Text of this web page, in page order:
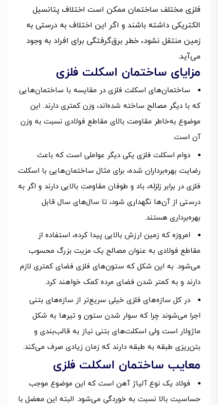
فلزی مختلف ساختمان ممکن است اختلاف پتانسیل
الکتریکی داشته باشند و اگر این اختلاف به درستی به
زمین منتقل نشود، خطر برق‌گرفتگی برای افراد به وجود
می‌آید.
مزایای ساختمان اسکلت فلزی
ساختمان‌های اسکلت فلزی در مقایسه با ساختمان‌هایی
که با دیگر مصالح ساخته شده‌اند، وزن کمتری دارند. این
موضوع به‌خاطر مقاومت بالای مقاطع فولادی نسبت به وزن
آن است.
دوام اسکلت فلزی یکی دیگر عواملی است که باعث
رضایت بهره‌برداران شده، برای مثال ساختمان‌هایی با اسکلت
فلزی در برابر زلزله، باد و طوفان مقاومت بالایی دارند و اگر به
درستی از آن‌ها نگهداری شود، تا سال‌های سال قابل
بهره‌برداری هستند.
امروزه که زمین ارزش بالایی پیدا کرده، استفاده از
مقاطع فولادی به عنوان مصالح یک مزیت بزرگ محسوب
می‌شود. به این شکل که ستون‌های فلزی فضای کمتری لازم
دارند و به کمتر شدن فضای مرده کمک خواهند کرد.
در کل سازه‌های فلزی خیلی سریع‌تر از سازه‌های بتنی
اجرا می‌شوند چرا که سوار شدن ستون‌ و تیرها به شکل
ماژولار است ولی اسکلت‌های بتنی نیاز به قالب‌بندی و
بتن‌ریزی طبقه به طبقه دارند که زمان زیادی صرف می‌کند.
معایب ساختمان اسکلت فلزی
فولاد یک نوع آلیاژ آهن است که این موضوع موجب
حساسیت بالا نسبت به خوردگی می‌شود. البته این معضل با